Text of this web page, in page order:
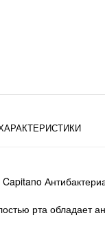
рта обладает